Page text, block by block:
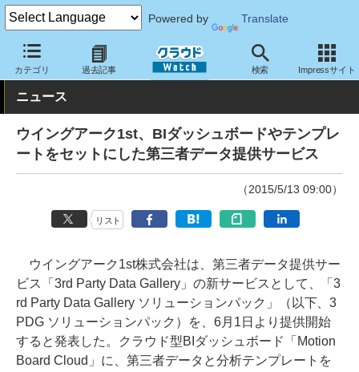
Powered by Translate
カテゴリ 過去記事 検索 Impressサイト
クラウド Watch サービス・ソフト サービス 分析
ニュース
ウイングアーク1st、BIダッシュボードやテンプレ
ートをセットにした第三者データ提供サービス
（2015/5/13 09:00）
リスト
ウイングアーク1st株式会社は、第三者データ提供サー
ビス「3rd Party Data Gallery」の新サービスとして、「3
rd Party Data Gallery ソリューションパック」（以下、3
PDG ソリューションパック）を、6月1日より提供開始
すると発表した。クラウド型BIダッシュボード「Motion
Board Cloud」に、第三者データと分析テンプレートを